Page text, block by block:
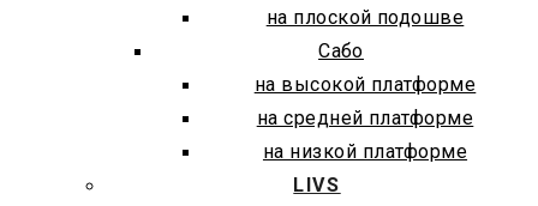
на плоской подошве
Сабо
на высокой платформе
на средней платформе
на низкой платформе
LIVS